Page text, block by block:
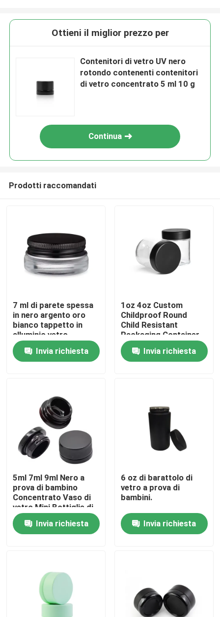
Casa
Prodotti
Circa noi
Giro della fabbrica
Controllo di qualità
Contattici
Richieda una citazione
Barattoli di vetro del concentrato
Ottieni il miglior prezzo per
Contenitori di vetro UV nero
rotondo contenenti contenitori
di vetro concentrato 5 ml 10 g
Continua
Prodotti raccomandati
7 ml di parete spessa
in nero argento oro
bianco tappetto in
alluminio vetro
contenitore di
concentratoInvia richiesta
1oz 4oz Custom
Childproof Round
Child Resistant
Packaging Container
antiodore a prova di
bambino Bottone di
vetro a prova di
Invia richiesta
5ml 7ml 9ml Nero a
prova di bambino
Concentrato Vaso di
vetro Mini Bottiglie di
Crema Cosmetici
Contenitori neri Vaso
con coperchio
Invia richiesta
6 oz di barattolo di
vetro a prova di
bambini.
Invia richiesta